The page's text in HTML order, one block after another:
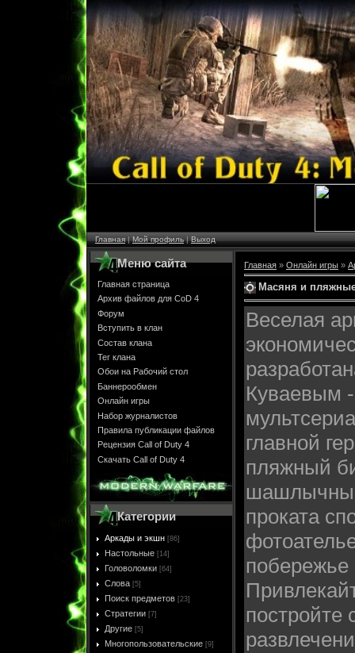
Главная|Мой профиль|Выход
Меню сайта
Главная страница
Архив файлов для CoD 4
Форум
Вступить в клан
Состав клана
Тег клана
Обои на Рабочий стол
Баннерообмен
Онлайн игры
Набор журналистов
Правила публикации файлов
Рецензия Call of Duty 4
Скачать Call of Duty 4
Категории
Аркады и экшн [86]
Настольные [14]
Головоломки [64]
Слова [5]
Поиск предметов [23]
Стратегии [7]
Другие [5]
Многопользовательские [9]
Главная » Онлайн игры »
Масяня и
Веселая
Куваевым
главной
пляжный
проката
побережье